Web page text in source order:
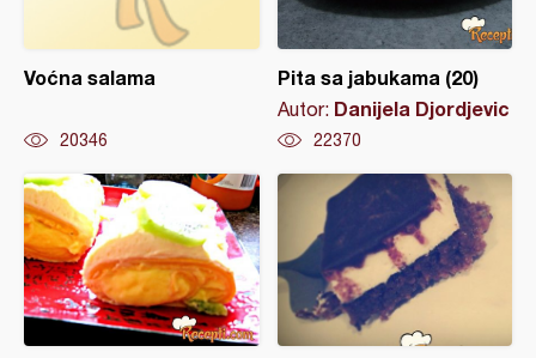
Voćna salama
20346
Pita sa jabukama (20)
Autor: Danijela Djordjevic
22370